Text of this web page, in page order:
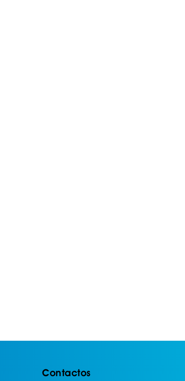
Contactos